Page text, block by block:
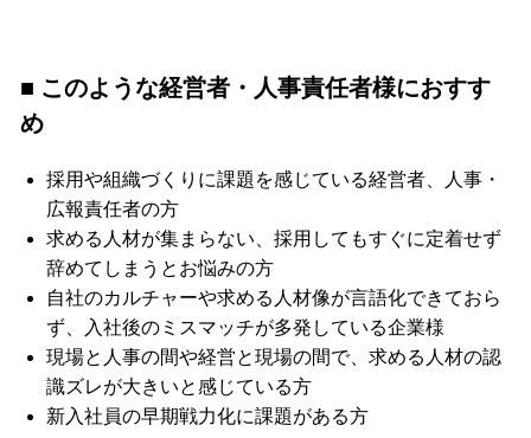
■ このような経営者・人事責任者様におすす
め
採用や組織づくりに課題を感じている経営者、人事・
広報責任者の方
求める人材が集まらない、採用してもすぐに定着せず
辞めてしまうとお悩みの方
自社のカルチャーや求める人材像が言語化できておら
ず、入社後のミスマッチが多発している企業様
現場と人事の間や経営と現場の間で、求める人材の認
識ズレが大きいと感じている方
新入社員の早期戦力化に課題がある方